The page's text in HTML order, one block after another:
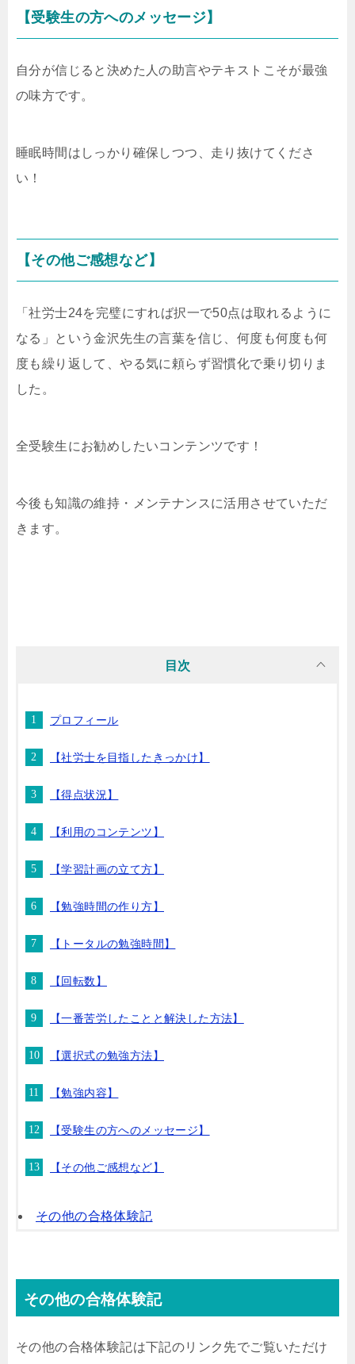
【受験生の方へのメッセージ】
自分が信じると決めた人の助言やテキストこそが最強
の味方です。
睡眠時間はしっかり確保しつつ、走り抜けてくださ
い！
【その他ご感想など】
「社労士24を完璧にすれば択一で50点は取れるように
なる」という金沢先生の言葉を信じ、何度も何度も何
度も繰り返して、やる気に頼らず習慣化で乗り切りま
した。
全受験生にお勧めしたいコンテンツです！
今後も知識の維持・メンテナンスに活用させていただ
きます。
目次
プロフィール
【社労士を目指したきっかけ】
【得点状況】
【利用のコンテンツ】
【学習計画の立て方】
【勉強時間の作り方】
【トータルの勉強時間】
【回転数】
【一番苦労したことと解決した方法】
【選択式の勉強方法】
【勉強内容】
【受験生の方へのメッセージ】
【その他ご感想など】
その他の合格体験記
その他の合格体験記
その他の合格体験記は下記のリンク先でご覧いただけ